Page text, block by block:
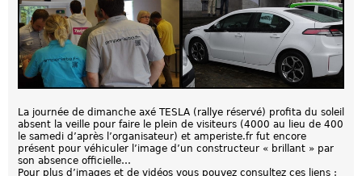
La journée de dimanche axé TESLA (rallye réservé) profita du soleil
absent la veille pour faire le plein de visiteurs (4000 au lieu de 400
le samedi d’après l’organisateur) et amperiste.fr fut encore
présent pour véhiculer l’image d’un constructeur « brillant » par
son absence officielle…
Pour plus d’images et de vidéos vous pouvez consultez ces liens :